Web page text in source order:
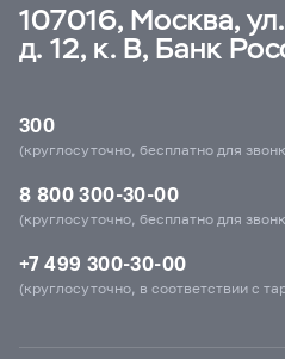
107016, Москва,
д. 12, к. В, Банк
300
(круглосуточно, бесплатно для
8 800 300-30-00
(круглосуточно, бесплатно для
+7 499 300-30-00
(круглосуточно, в соответствии с